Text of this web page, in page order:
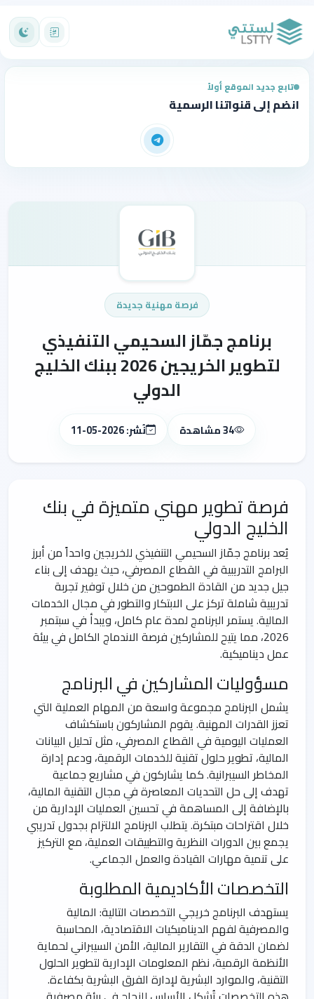
تابع جديد الموقع أولاً
انضم إلى قنواتنا الرسمية
فرصة مهنية جديدة
برنامج جمّاز السحيمي التنفيذي
لتطوير الخريجين 2026 ببنك الخليج
الدولي
34 مشاهدة نُشر: 2026-05-11
فرصة تطوير مهني متميزة في بنك
الخليج الدولي
يُعد برنامج جمّاز السحيمي التنفيذي للخريجين واحداً من أبرز
البرامج التدريبية في القطاع المصرفي، حيث يهدف إلى بناء
جيل جديد من القادة الطموحين من خلال توفير تجربة
تدريبية شاملة تركز على الابتكار والتطور في مجال الخدمات
المالية. يستمر البرنامج لمدة عام كامل، ويبدأ في سبتمبر
2026، مما يتيح للمشاركين فرصة الاندماج الكامل في بيئة
عمل ديناميكية.
مسؤوليات المشاركين في البرنامج
يشمل البرنامج مجموعة واسعة من المهام العملية التي
تعزز القدرات المهنية. يقوم المشاركون باستكشاف
العمليات اليومية في القطاع المصرفي، مثل تحليل البيانات
المالية، تطوير حلول تقنية للخدمات الرقمية، ودعم إدارة
المخاطر السيبرانية. كما يشاركون في مشاريع جماعية
تهدف إلى حل التحديات المعاصرة في مجال التقنية المالية،
بالإضافة إلى المساهمة في تحسين العمليات الإدارية من
خلال اقتراحات مبتكرة. يتطلب البرنامج الالتزام بجدول تدريبي
يجمع بين الدورات النظرية والتطبيقات العملية، مع التركيز
على تنمية مهارات القيادة والعمل الجماعي.
التخصصات الأكاديمية المطلوبة
يستهدف البرنامج خريجي التخصصات التالية: المالية
والمصرفية لفهم الديناميكيات الاقتصادية، المحاسبة
لضمان الدقة في التقارير المالية، الأمن السيبراني لحماية
الأنظمة الرقمية، نظم المعلومات الإدارية لتطوير الحلول
التقنية، والموارد البشرية لإدارة الفرق البشرية بكفاءة.